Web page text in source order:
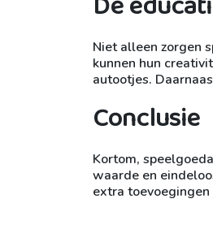
Niet alleen zorgen
kunnen hun
autootjes.
Conclusie
Kortom,
waarde en
extra